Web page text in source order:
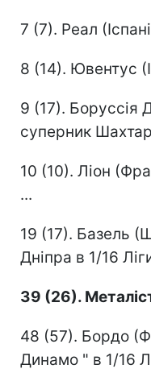
7 (7). Реал
8 (14). Ювентус
9 (17). Боруссія
суперник
10 (10). Ліон
...
19 (17). Базель
Дніпра в 1/16
39 (26).
48 (57). Бордо
Динамо " в 1/16